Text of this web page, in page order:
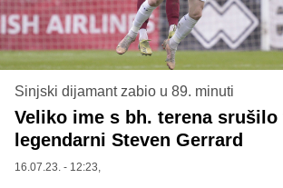
Sinjski dijamant zabio u 89. minuti
Veliko ime s bh. terena
legendarni Steven Gerrard
16.07.23. - 12:23,